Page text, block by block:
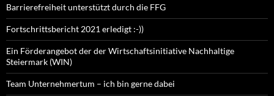
Barrierefreiheit unterstützt durch die FFG
Fortschrittsbericht 2021 erledigt :-))
Ein Förderangebot der der Wirtschaftsinitiative Nachhaltige
Steiermark (WIN)
Team Unternehmertum – ich bin gerne dabei